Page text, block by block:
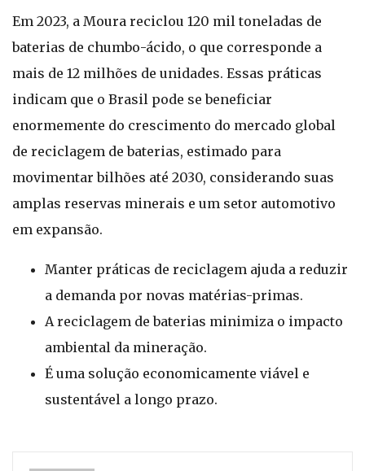
Em 2023, a Moura reciclou 120 mil toneladas de
baterias de chumbo-ácido, o que corresponde a
mais de 12 milhões de unidades. Essas práticas
indicam que o Brasil pode se beneficiar
enormemente do crescimento do mercado global
de reciclagem de baterias, estimado para
movimentar bilhões até 2030, considerando suas
amplas reservas minerais e um setor automotivo
em expansão.
Manter práticas de reciclagem ajuda a reduzir
a demanda por novas matérias-primas.
A reciclagem de baterias minimiza o impacto
ambiental da mineração.
É uma solução economicamente viável e
sustentável a longo prazo.